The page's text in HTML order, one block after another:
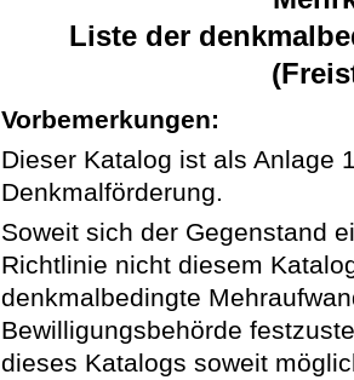
Liste der
Vorbemerkungen:
Dieser Katalog ist als Anlage
Denkmalförderung.
Soweit sich der Gegenstand
Richtlinie nicht diesem
denkmalbedingte
Bewilligungsbehörde
dieses Katalogs soweit